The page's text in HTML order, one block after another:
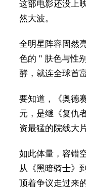
这部电影还没上
然大波。
全明星阵容固然
色的 " 肤色与性
酵，就连全球首
要知道，《奥德
元，是继《复仇
资最猛的院线大
如此体量，容错
从《黑暗骑士》
顶着争议走过来